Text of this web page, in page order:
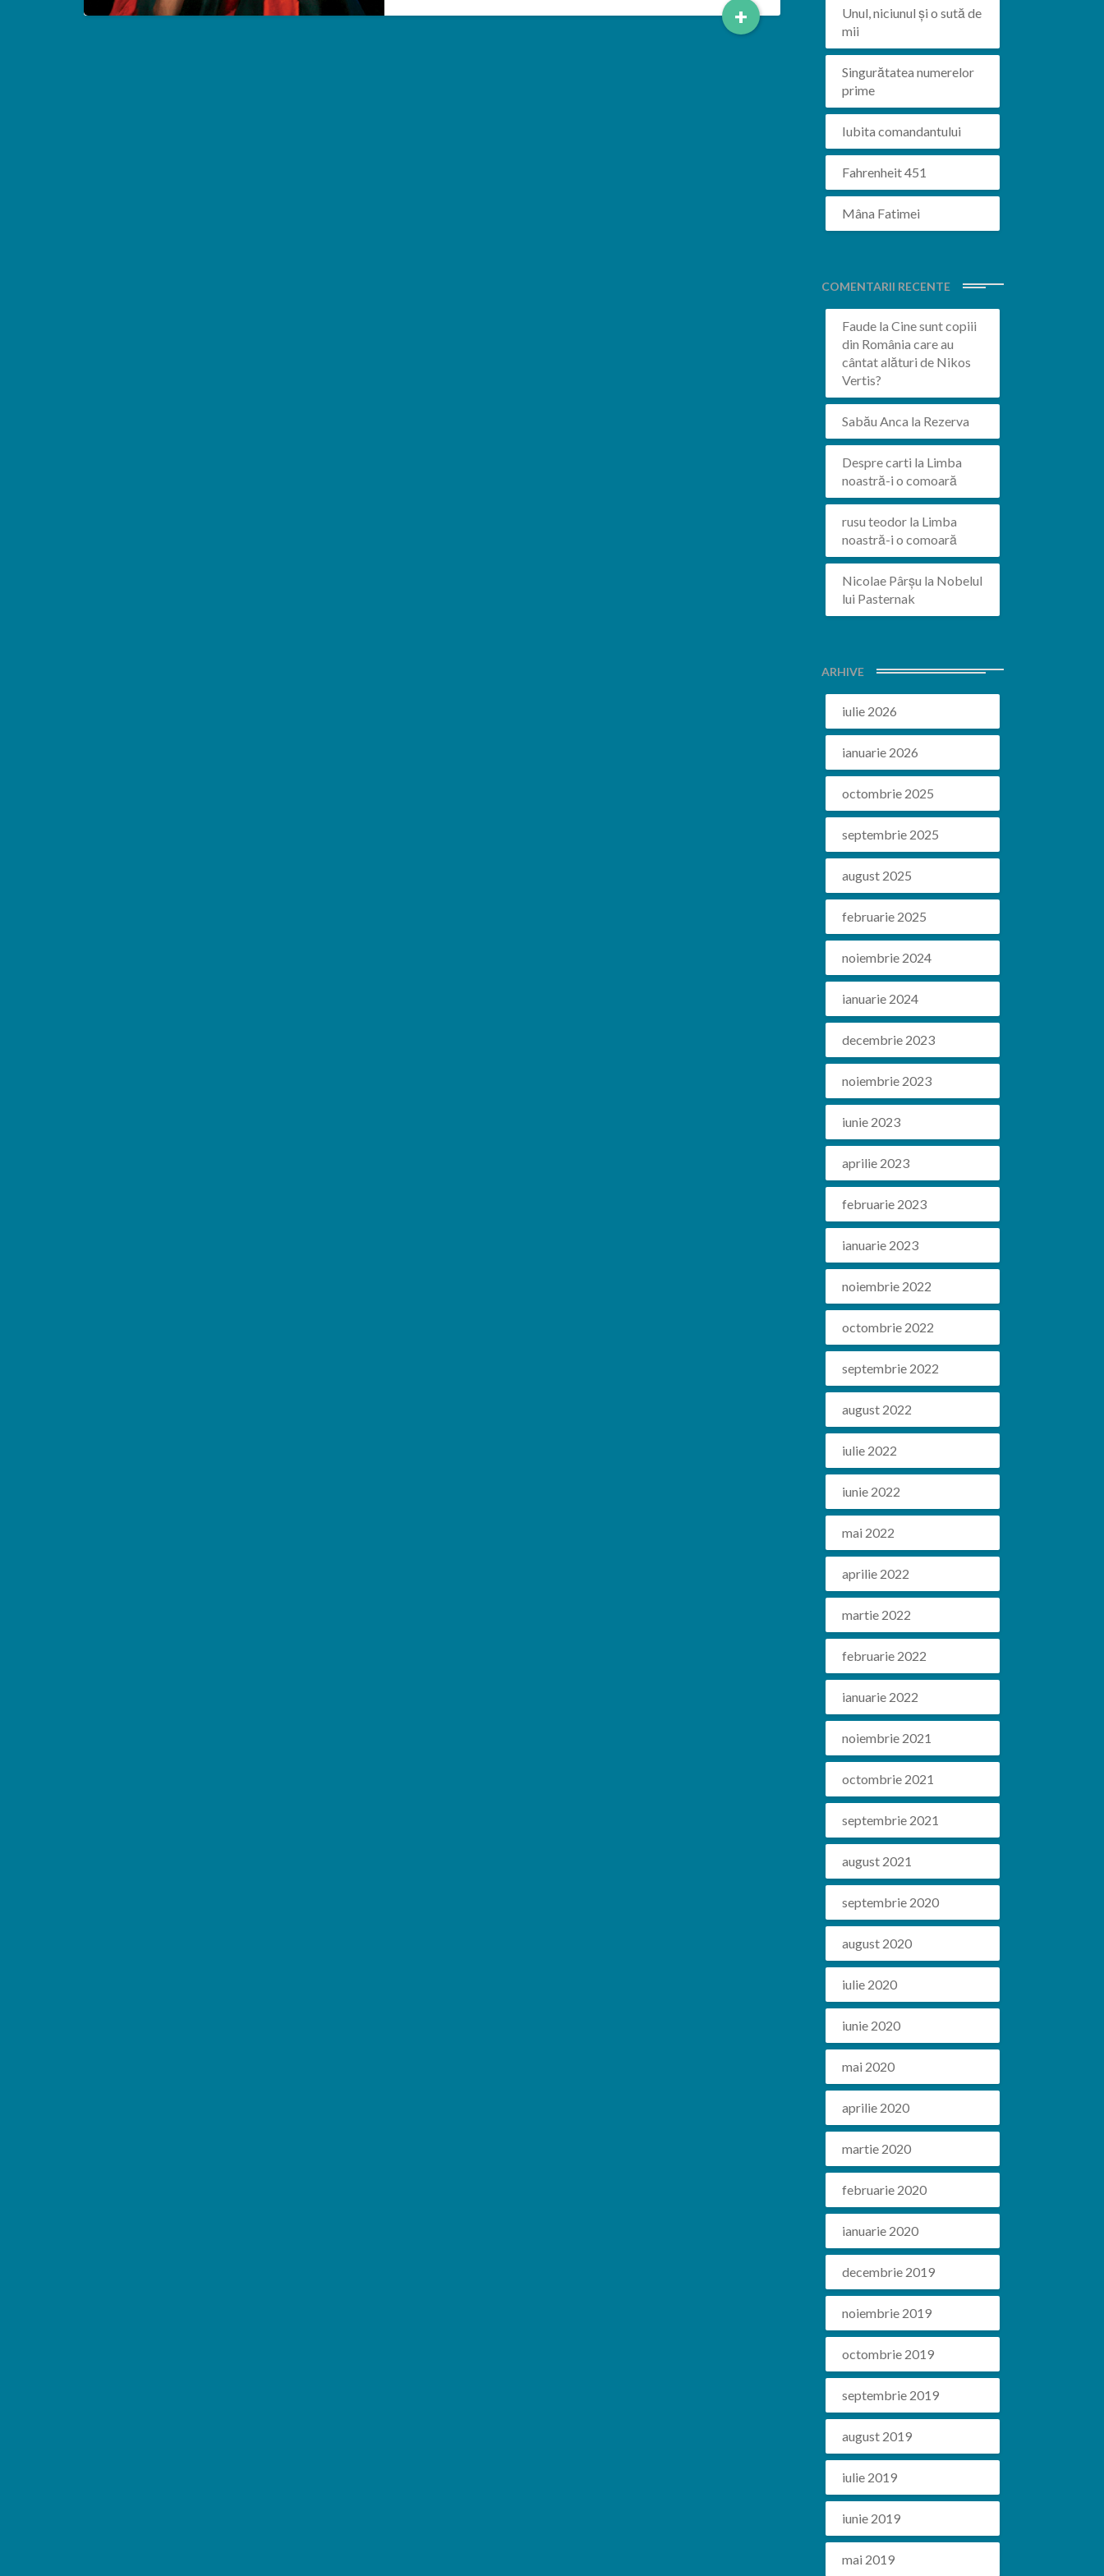
+Read
More
Unul, niciunul și o sută de
mii
Singurătatea numerelor
prime
Iubita comandantului
Fahrenheit 451
Mâna Fatimei
COMENTARII RECENTE
Faudela Cine sunt copiii
din România care au
cântat alături de Nikos
Vertis?
Sabău Anca la Rezerva
Despre carti la Limba
noastră-i o comoară
rusu teodorla Limba
noastră-i o comoară
Nicolae Pârșu la Nobelul
lui Pasternak
ARHIVE
iulie 2026
ianuarie 2026
octombrie 2025
septembrie 2025
august 2025
februarie 2025
noiembrie 2024
ianuarie 2024
decembrie 2023
noiembrie 2023
iunie 2023
aprilie 2023
februarie 2023
ianuarie 2023
noiembrie 2022
octombrie 2022
septembrie 2022
august 2022
iulie 2022
iunie 2022
mai 2022
aprilie 2022
martie 2022
februarie 2022
ianuarie 2022
noiembrie 2021
octombrie 2021
septembrie 2021
august 2021
septembrie 2020
august 2020
iulie 2020
iunie 2020
mai 2020
aprilie 2020
martie 2020
februarie 2020
ianuarie 2020
decembrie 2019
noiembrie 2019
octombrie 2019
septembrie 2019
august 2019
iulie 2019
iunie 2019
mai 2019